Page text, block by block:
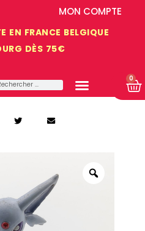
EN FRANCE BELGIQUE
DÈS 75€
MON COMPTE
0